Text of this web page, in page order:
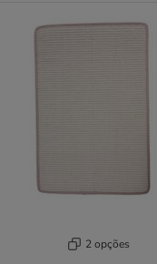
2 opções